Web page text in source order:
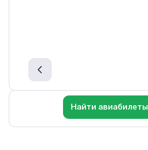
Найти авиабилеты